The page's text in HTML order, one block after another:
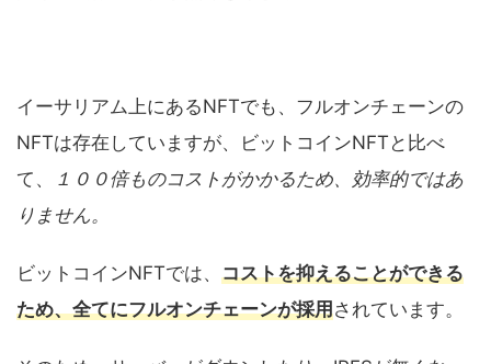
イーサリアム上にあるNFTでも、フルオンチェーンの
NFTは存在していますが、ビットコインNFTと比べ
て、
１００倍ものコストがかかるため、効率的ではあ
りません。
ビットコインNFTでは、 コストを抑えることができる
ため、全てにフルオンチェーンが採用されています。